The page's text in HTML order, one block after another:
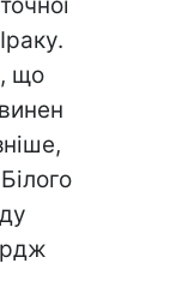
що